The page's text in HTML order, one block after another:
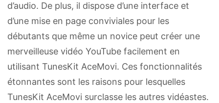
d’audio. De plus, il dispose d’une interface et
d’une mise en page conviviales pour les
débutants que même un novice peut créer une
merveilleuse vidéo YouTube facilement en
utilisant TunesKit AceMovi. Ces fonctionnalités
étonnantes sont les raisons pour lesquelles
TunesKit AceMovi surclasse les autres vidéastes.